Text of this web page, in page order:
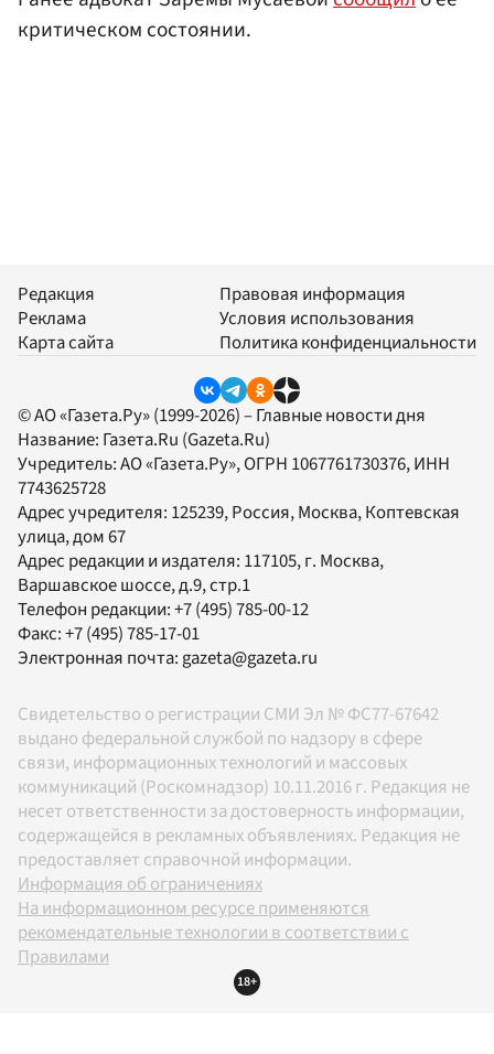
критическом состоянии.
Редакция
Реклама
Карта сайта
Правовая информация
Условия использования
Политика конфиденциальности
© АО «Газета.Ру» (1999-2026) – Главные новости дня
Название: Газета.Ru (Gazeta.Ru)
Учредитель:АО «Газета.Ру», ОГРН 1067761730376, ИНН
7743625728
Адрес учредителя: 125239, Россия, Москва, Коптевская
улица, дом 67
Адрес редакции и издателя: 117105, г. Москва,
Варшавское шоссе, д.9, стр.1
Телефон редакции:+7 (495) 785-00-12
Факс:+7 (495) 785-17-01
Электронная почта:gazeta@gazeta.ru
Свидетельство о регистрации СМИ Эл № ФС77-67642
выдано федеральной службой по надзору в сфере
связи, информационных технологий и массовых
коммуникаций (Роскомнадзор) 10.11.2016 г. Редакция не
несет ответственности за достоверность информации,
содержащейся в рекламных объявлениях. Редакция не
предоставляет справочной информации.
Информация об ограничениях
На информационном ресурсе применяются
рекомендательные технологии в соответствии с
Правилами
18+